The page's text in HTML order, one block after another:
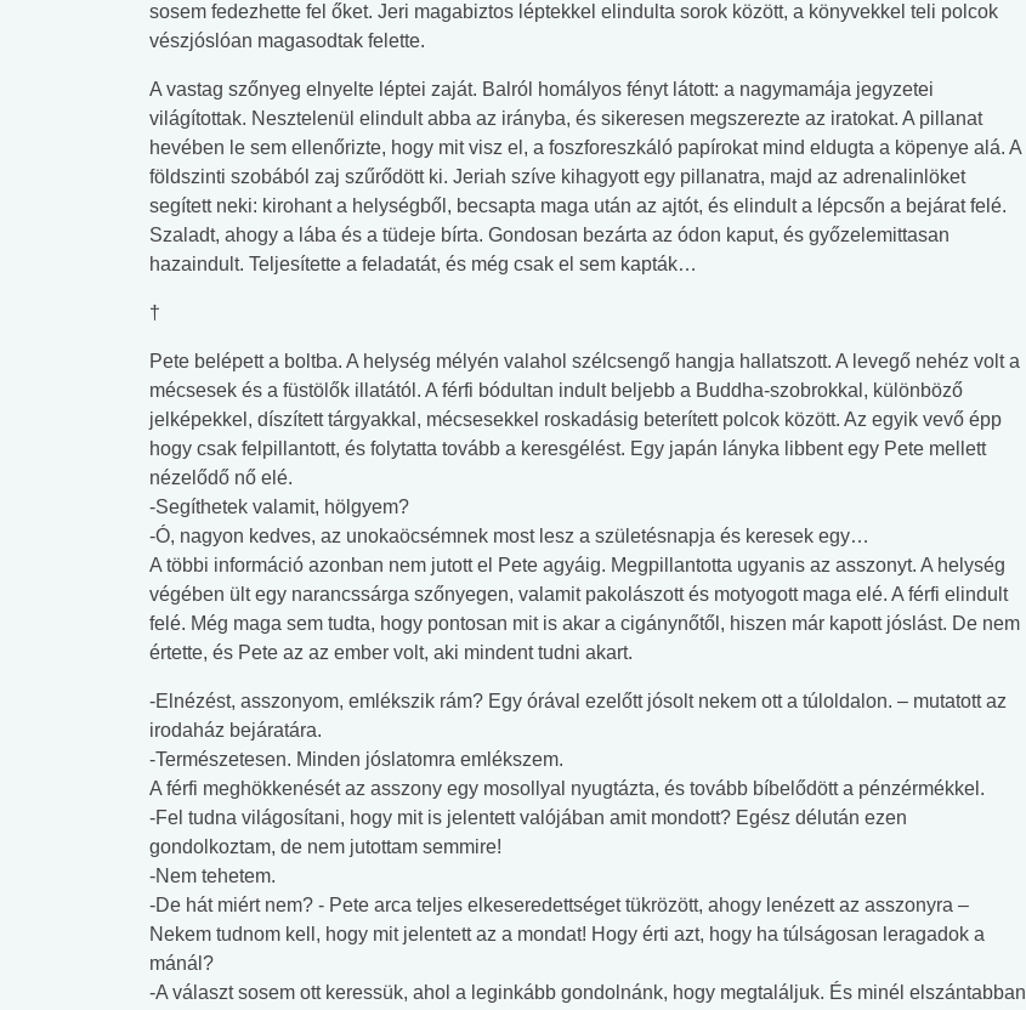
sosem fedezhette fel őket. Jeri magabiztos léptekkel elindulta sorok között, a könyvekkel teli polcok
vészjóslóan magasodtak felette.
A vastag szőnyeg elnyelte léptei zaját. Balról homályos fényt látott: a nagymamája jegyzetei
világítottak. Nesztelenül elindult abba az irányba, és sikeresen megszerezte az iratokat. A pillanat
hevében le sem ellenőrizte, hogy mit visz el, a foszforeszkáló papírokat mind eldugta a köpenye alá. A
földszinti szobából zaj szűrődött ki. Jeriah szíve kihagyott egy pillanatra, majd az adrenalinlöket
segített neki: kirohant a helységből, becsapta maga után az ajtót, és elindult a lépcsőn a bejárat felé.
Szaladt, ahogy a lába és a tüdeje bírta. Gondosan bezárta az ódon kaput, és győzelemittasan
hazaindult. Teljesítette a feladatát, és még csak el sem kapták…
†
Pete belépett a boltba. A helység mélyén valahol szélcsengő hangja hallatszott. A levegő nehéz volt a
mécsesek és a füstölők illatától. A férfi bódultan indult beljebb a Buddha-szobrokkal, különböző
jelképekkel, díszített tárgyakkal, mécsesekkel roskadásig beterített polcok között. Az egyik vevő épp
hogy csak felpillantott, és folytatta tovább a keresgélést. Egy japán lányka libbent egy Pete mellett
nézelődő nő elé.
-Segíthetek valamit, hölgyem?
-Ó, nagyon kedves, az unokaöcsémnek most lesz a születésnapja és keresek egy…
A többi információ azonban nem jutott el Pete agyáig. Megpillantotta ugyanis az asszonyt. A helység
végében ült egy narancssárga szőnyegen, valamit pakolászott és motyogott maga elé. A férfi elindult
felé. Még maga sem tudta, hogy pontosan mit is akar a cigánynőtől, hiszen már kapott jóslást. De nem
értette, és Pete az az ember volt, aki mindent tudni akart.
-Elnézést, asszonyom, emlékszik rám? Egy órával ezelőtt jósolt nekem ott a túloldalon. – mutatott az
irodaház bejáratára.
-Természetesen. Minden jóslatomra emlékszem.
A férfi meghökkenését az asszony egy mosollyal nyugtázta, és tovább bíbelődött a pénzérmékkel.
-Fel tudna világosítani, hogy mit is jelentett valójában amit mondott? Egész délután ezen
gondolkoztam, de nem jutottam semmire!
-Nem tehetem.
-De hát miért nem? - Pete arca teljes elkeseredettséget tükrözött, ahogy lenézett az asszonyra –
Nekem tudnom kell, hogy mit jelentett az a mondat! Hogy érti azt, hogy ha túlságosan leragadok a
mánál?
-A választ sosem ott keressük, ahol a leginkább gondolnánk, hogy megtaláljuk. És minél elszántabban